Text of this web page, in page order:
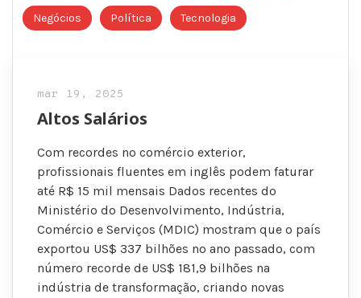
Negócios Política Tecnologia
mar 19, 2025
Altos Salários
Com recordes no comércio exterior,
profissionais fluentes em inglês podem faturar
até R$ 15 mil mensais Dados recentes do
Ministério do Desenvolvimento, Indústria,
Comércio e Serviços (MDIC) mostram que o país
exportou US$ 337 bilhões no ano passado, com
número recorde de US$ 181,9 bilhões na
indústria de transformação, criando novas